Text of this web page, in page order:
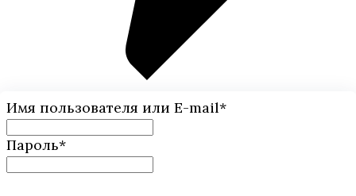
Имя пользователя или E-mail*
Пароль*